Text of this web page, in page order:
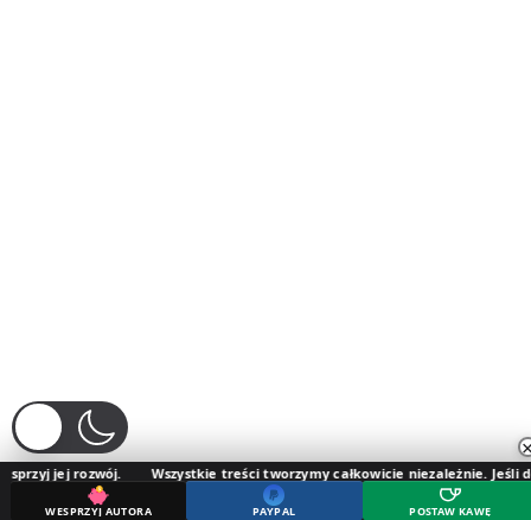
Wszystkie treści tworzymy całkowicie niezależnie. Jeśli doceniasz
WESPRZYJ AUTORA PAYPAL POSTAW KAWĘ